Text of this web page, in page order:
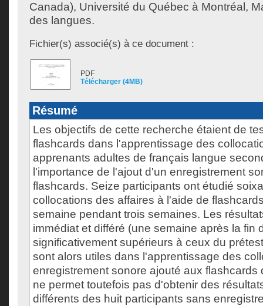
Canada), Université du Québec à Montréal,
des langues.
Fichier(s) associé(s) à ce document :
PDF
Télécharger (4MB)
Résumé
Les objectifs de cette recherche étaient de
flashcards dans l'apprentissage des
apprenants adultes de français langue
l'importance de l'ajout d'un enregistrement
flashcards. Seize participants ont étudié
collocations des affaires à l'aide de
semaine pendant trois semaines. Les
immédiat et différé (une semaine après la fin
significativement supérieurs à ceux du
sont alors utiles dans l'apprentissage des
enregistrement sonore ajouté aux flashcards
ne permet toutefois pas d'obtenir des
différents des huit participants sans